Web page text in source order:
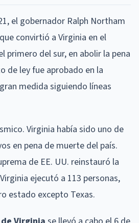
el gobernador Ralph Northam
convirtió a Virginia en el
primero del sur, en abolir la pena
de ley fue aprobado en la
medida siguiendo líneas
Virginia había sido uno de
en pena de muerte del país.
de EE. UU. reinstauró la
ejecutó a 113 personas,
estado excepto Texas.